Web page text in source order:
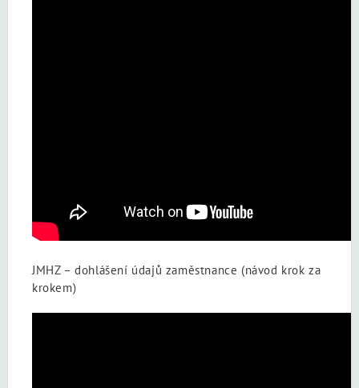
JMHZ – dohlášení údajů zaměstnance (návod krok za
krokem)